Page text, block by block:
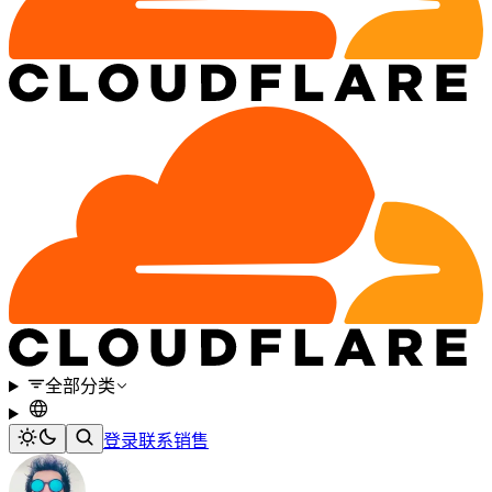
全部分类
登录联系销售